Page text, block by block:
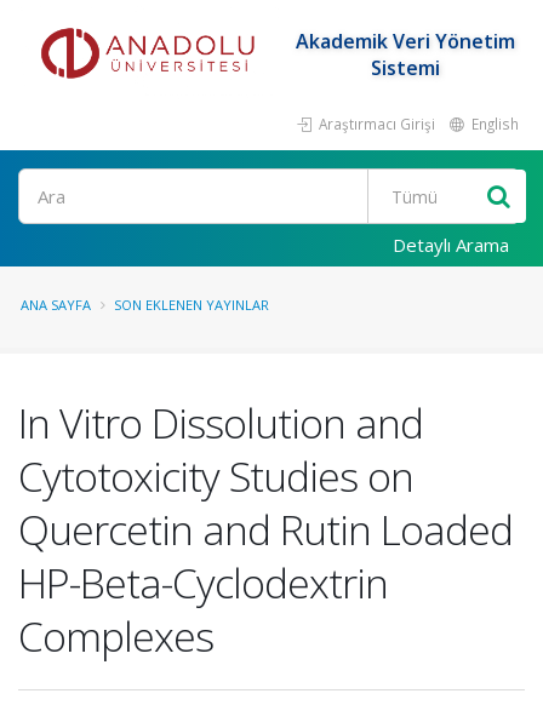
Akademik Veri Yönetim
Sistemi
Araştırmacı Girişi English
Ara
Detaylı Arama
ANA SAYFA SON EKLENEN YAYINLAR
In Vitro Dissolution and
Cytotoxicity Studies on
Quercetin and Rutin Loaded
HP-Beta-Cyclodextrin
Complexes